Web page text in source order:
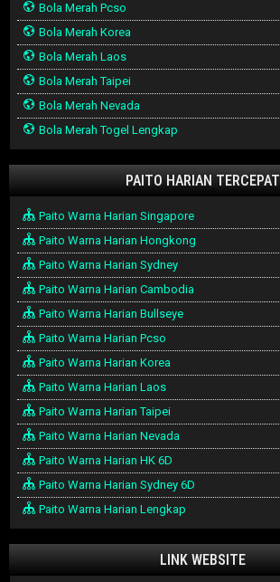
Bola Merah Pcso
Bola Merah Korea
Bola Merah Laos
Bola Merah Taipei
Bola Merah Nevada
Bola Merah Togel Lengkap
PAITO HARIAN TERCEPAT
Paito Warna Harian Singapore
Paito Warna Harian Hongkong
Paito Warna Harian Sydney
Paito Warna Harian Cambodia
Paito Warna Harian Bullseye
Paito Warna Harian Pcso
Paito Warna Harian Korea
Paito Warna Harian Laos
Paito Warna Harian Taipei
Paito Warna Harian Nevada
Paito Warna Harian HK 6D
Paito Warna Harian Sydney 6D
Paito Warna Harian Lengkap
LINK WEBSITE